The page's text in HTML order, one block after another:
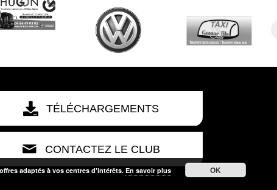
TÉLÉCHARGEMENTS
CONTACTEZ LE CLUB
adaptés à vos centres d'intérêts. En savoir plus OK